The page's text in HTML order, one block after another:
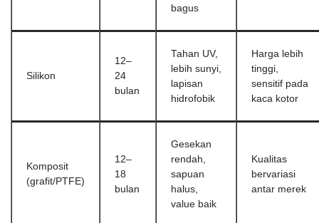
bagus
Silikon
12–
24
bulan
Tahan UV,
lebih sunyi,
lapisan
hidrofobik
Harga lebih
tinggi,
sensitif pada
kaca kotor
Komposit
(grafit/PTFE)
12–
18
bulan
Gesekan
rendah,
sapuan
halus,
value baik
Kualitas
bervariasi
antar merek